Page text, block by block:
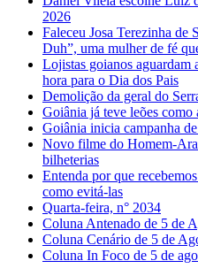
2026
Faleceu Josa Terezinha de
Duh”, uma mulher de fé
Lojistas goianos aguardam
hora para o Dia dos Pais
Demolição da geral do
Goiânia já teve leões como
Goiânia inicia campanha
Novo filme do Homem-
bilheterias
Entenda por que
como evitá-las
Quarta-feira, n° 2034
Coluna Antenado de 5 de
Coluna Cenário de 5 de
Coluna In Foco de 5 de